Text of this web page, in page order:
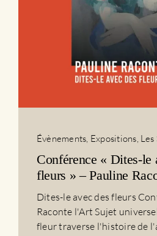
Évènements, Expositions,
Conférence « Dites-le
fleurs » – Pauline
Dites-le avec des fleurs
Raconte l'Art Sujet
fleur traverse l'histoire de